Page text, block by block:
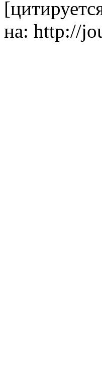
на: http://